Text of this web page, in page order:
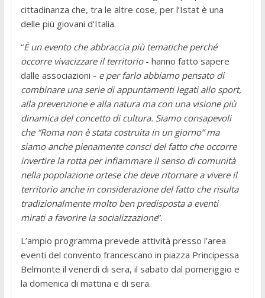
cittadinanza che, tra le altre cose, per l’Istat è una
delle più giovani d’Italia.
“È un evento che abbraccia più tematiche perché
occorre vivacizzare il territorio- hanno fatto sapere
dalle associazioni - e per farlo abbiamo pensato di
combinare una serie di appuntamenti legati allo sport,
alla prevenzione e alla natura ma con una visione più
dinamica del concetto di cultura. Siamo consapevoli
che “Roma non è stata costruita in un giorno” ma
siamo anche pienamente consci del fatto che occorre
invertire la rotta per infiammare il senso di comunità
nella popolazione ortese che deve ritornare a vivere il
territorio anche in considerazione del fatto che risulta
tradizionalmente molto ben predisposta a eventi
mirati a favorire la socializzazione”.
L’ampio programma prevede attività presso l’area
eventi del convento francescano in piazza Principessa
Belmonte il venerdì di sera, il sabato dal pomeriggio e
la domenica di mattina e di sera.